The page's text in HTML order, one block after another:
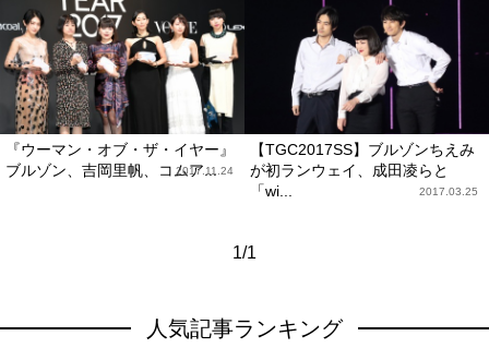
『ウーマン・オブ・ザ・イヤー』
ブルゾン、吉岡里帆、コムア...
2017.11.24
【TGC2017SS】ブルゾンちえみ
が初ランウェイ、成田凌らと
「wi...
2017.03.25
1/1
人気記事ランキング